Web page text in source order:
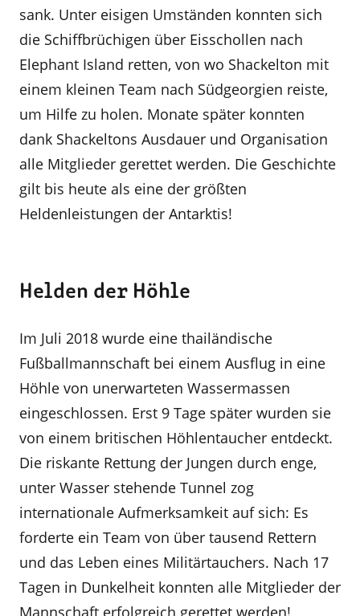
sank. Unter eisigen Umständen konnten sich
die Schiffbrüchigen über Eisschollen nach
Elephant Island retten, von wo Shackelton mit
einem kleinen Team nach Südgeorgien reiste,
um Hilfe zu holen. Monate später konnten
dank Shackeltons Ausdauer und Organisation
alle Mitglieder gerettet werden. Die Geschichte
gilt bis heute als eine der größten
Heldenleistungen der Antarktis!
Helden der Höhle
Im Juli 2018 wurde eine thailändische
Fußballmannschaft bei einem Ausflug in eine
Höhle von unerwarteten Wassermassen
eingeschlossen. Erst 9 Tage später wurden sie
von einem britischen Höhlentaucher entdeckt.
Die riskante Rettung der Jungen durch enge,
unter Wasser stehende Tunnel zog
internationale Aufmerksamkeit auf sich: Es
forderte ein Team von über tausend Rettern
und das Leben eines Militärtauchers. Nach 17
Tagen in Dunkelheit konnten alle Mitglieder der
Mannschaft erfolgreich gerettet werden!